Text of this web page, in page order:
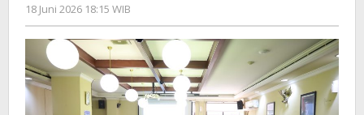
Gereja
Bethany
dan
Warga
18 Juni 2026 18:15 WIB
Imam
WD